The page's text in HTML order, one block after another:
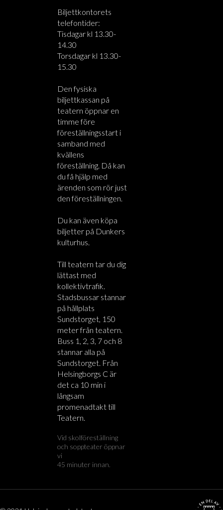
Biljettkontorets
telefontider:
Tisdagar kl 13.30-
14.30
Torsdagar kl 13.30-
15.30
Den fysiska
biljettkassan på
teatern öppnar en
timme före
föreställningsstart i
samband med
kvällens
föreställning. Då kan
du få hjälp med
ärenden som rör just
den föreställningen.
Du kan även köpa
biljetter på Dunkers
kulturhus.
Till teatern tar du dig
lättast med
kollektivtrafik.
Stadsbussar stannar
på hållplats
Sundstorget, 150
meter från teatern.
Buss 1, 2, 3, 7 och 8
stannar alla på
Sundstorget. Från
Helsingborgs C är
det ca 10 min i
långsam
promenadtakt till
Teatern.
Vid skolföreställning
och soppteater öppnar
vi
45 minuter innan.